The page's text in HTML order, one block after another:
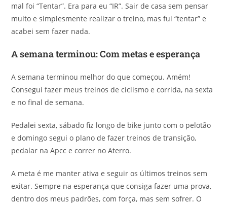
mal foi “Tentar”. Era para eu “IR”. Sair de casa sem pensar
muito e simplesmente realizar o treino, mas fui “tentar” e
acabei sem fazer nada.
A semana terminou: Com metas e esperança
A semana terminou melhor do que começou. Amém!
Consegui fazer meus treinos de ciclismo e corrida, na sexta
e no final de semana.
Pedalei sexta, sábado fiz longo de bike junto com o pelotão
e domingo segui o plano de fazer treinos de transição,
pedalar na Apcc e correr no Aterro.
A meta é me manter ativa e seguir os últimos treinos sem
exitar. Sempre na esperança que consiga fazer uma prova,
dentro dos meus padrões, com força, mas sem sofrer. O